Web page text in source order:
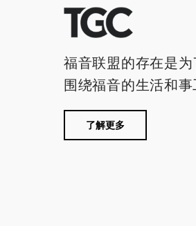
福音联盟的存在是
围绕福音的生活和事
了解更多